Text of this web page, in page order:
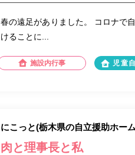
春の遠足がありました。 コロナで
けることに...
施設内行事 児童
にこっと(栃木県の自立援助ホー
肉と理事長と私